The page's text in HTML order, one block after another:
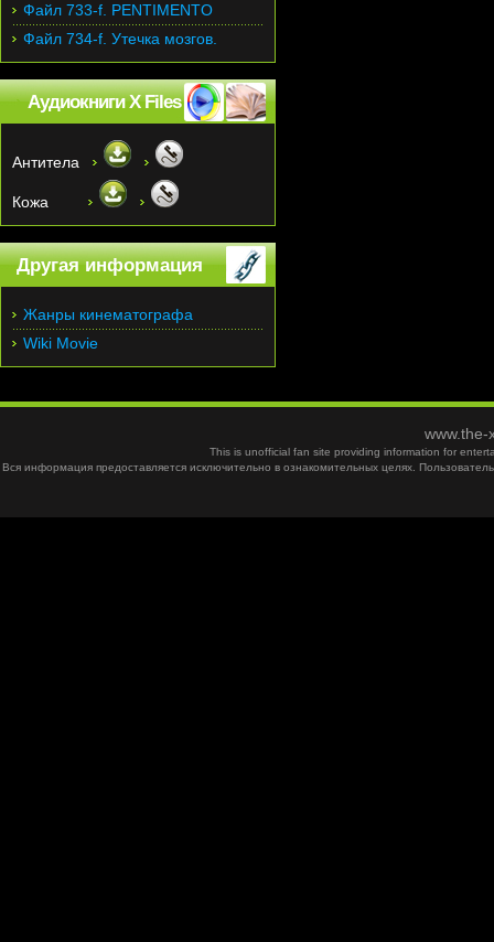
Файл 733-f. PENTIMENTO
Файл 734-f. Утечка мозгов.
Аудиокниги X Files
Антитела
Кожа
Другая информация
Жанры кинематографа
Wiki Movie
This is unofficial fan site providing information for
Вся информация предоставляется исключительно в ознакомительных целях.